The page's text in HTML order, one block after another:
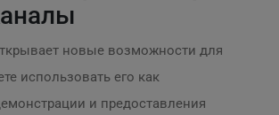
новые возможности для
использовать его как
и предоставления